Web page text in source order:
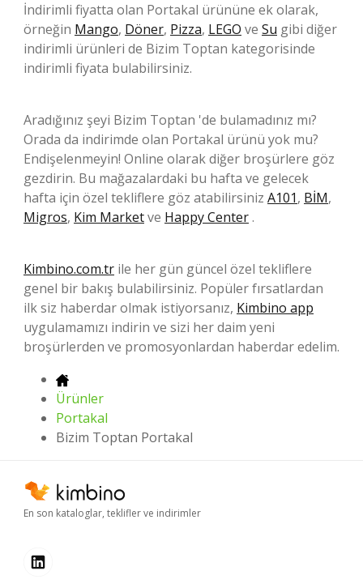
İndirimli fiyatta olan Portakal ürününe ek olarak,
örneğin Mango, Döner, Pizza, LEGO ve Su gibi diğer
indirimli ürünleri de Bizim Toptan kategorisinde
indirimli fiyata bulabilirsiniz.
Aradığınız şeyi Bizim Toptan 'de bulamadınız mı?
Orada da indirimde olan Portakal ürünü yok mu?
Endişelenmeyin! Online olarak diğer broşürlere göz
gezdirin. Bu mağazalardaki bu hafta ve gelecek
hafta için özel tekliflere göz atabilirsiniz A101, BİM,
Migros, Kim Marketve Happy Center.
Kimbino.com.tr ile her gün güncel özel tekliflere
genel bir bakış bulabilirsiniz. Popüler fırsatlardan
ilk siz haberdar olmak istiyorsanız, Kimbino app
uygulamamızı indirin ve sizi her daim yeni
broşürlerden ve promosyonlardan haberdar edelim.
Ürünler
Portakal
Bizim Toptan Portakal
En son kataloglar, teklifler ve indirimler